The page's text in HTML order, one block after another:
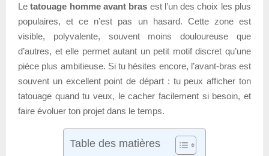
Letatouage homme avant bras est l’un des choix les plus
populaires, et ce n’est pas un hasard. Cette zone est
visible, polyvalente, souvent moins douloureuse que
d’autres, et elle permet autant un petit motif discret qu’une
pièce plus ambitieuse. Si tu hésites encore, l’avant-bras est
souvent un excellent point de départ : tu peux afficher ton
tatouage quand tu veux, le cacher facilement si besoin, et
faire évoluer ton projet dans le temps.
Table des matières